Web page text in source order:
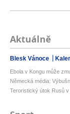
Aktuálně
Blesk Vánoce
Ebola v Kongu může
Německá média:
Teroristický útok Rusů v